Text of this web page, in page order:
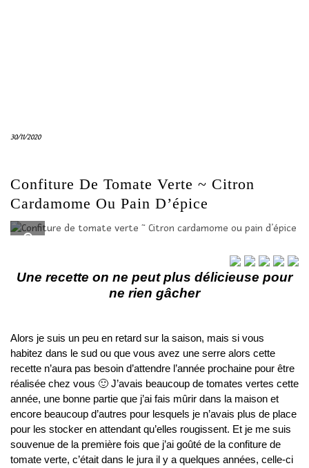
30/11/2020
Confiture De Tomate Verte ~ Citron
Cardamome Ou Pain D’épice
Une recette on ne peut plus délicieuse pour
ne rien gâcher
Alors je suis un peu en retard sur la saison, mais si vous
habitez dans le sud ou que vous avez une serre alors cette
recette n’aura pas besoin d’attendre l’année prochaine pour être
réalisée chez vous 🙂 J’avais beaucoup de tomates vertes cette
année, une bonne partie que j’ai fais mûrir dans la maison et
encore beaucoup d’autres pour lesquels je n’avais plus de place
pour les stocker en attendant qu’elles rougissent. Et je me suis
souvenue de la première fois que j’ai goûté de la confiture de
tomate verte, c’était dans le jura il y a quelques années, celle-ci